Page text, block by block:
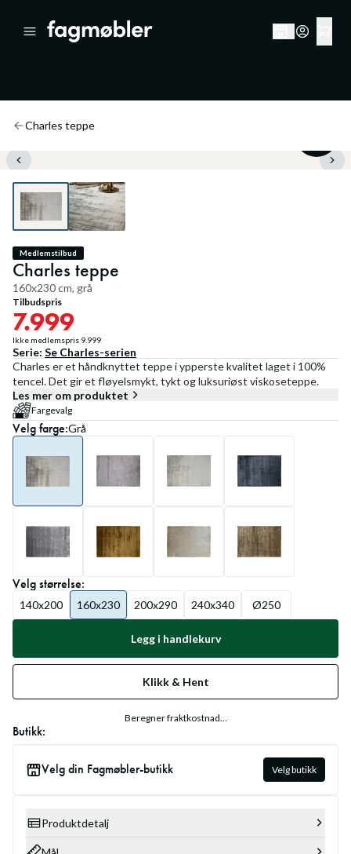
Charles teppe
Medlemstilbud
Charles teppe
160x230 cm, grå
Tilbudspris
7.999
Ikke medlemspris 9.999
Serie: Se Charles-serien
Charles er et håndknyttet teppe i ypperste kvalitet laget i 100%
tencel. Det gir et fløyelsmykt, tykt og luksuriøst viskoseteppe.
Les mer om produktet
Fargevalg
Velgfarge:Grå
Velgstørrelse:
140x200 160x230 200x290 240x340 Ø250
Legg i handlekurv
Klikk & Hent
Beregner fraktkostnad...
Butikk:
Velg din Fagmøbler-butikk Velg butikk
Produktdetalj